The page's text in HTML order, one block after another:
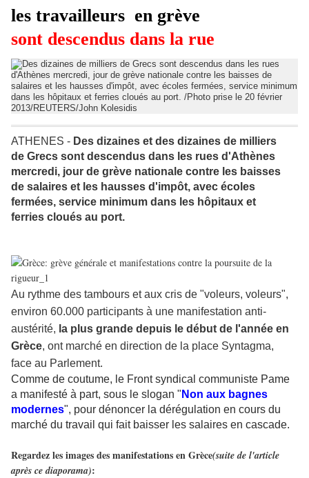
les travailleurs en grève
sont descendus dans la rue
ATHENES - Des dizaines et des dizaines de milliers
de Grecs sont descendus dans les rues d'Athènes
mercredi, jour de grève nationale contre les baisses
de salaires et les hausses d'impôt, avec écoles
fermées, service minimum dans les hôpitaux et
ferries cloués au port.
Au rythme des tambours et aux cris de "voleurs, voleurs",
environ 60.000 participants à une manifestation anti-
austérité, la plus grande depuis le début de l'année en
Grèce, ont marché en direction de la place Syntagma,
face au Parlement.
Comme de coutume, le Front syndical communiste Pame
a manifesté à part, sous le slogan " Non aux bagnes
modernes", pour dénoncer la dérégulation en cours du
marché du travail qui fait baisser les salaires en cascade.
Regardez les images des manifestations en Grèce(suite de l'article
après ce diaporama):